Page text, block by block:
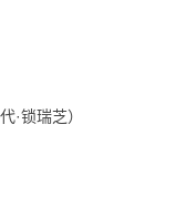
·锁瑞芝）